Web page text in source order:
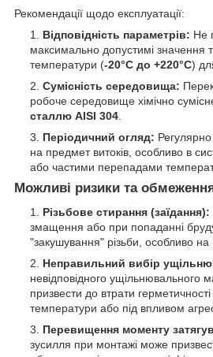
Рекомендації щодо експлуатації:
Відповідність параметрів: Не
максимально допустимі значення
температури (-20°C до +220°C)
Сумісність середовища:
робоче середовище хімічно
сталлю AISI 304
Періодичний огляд:
на предмет витоків, особливо в
або частими перепадами
Можливі ризики та
Різьбове стирання (заїдання):
змащення або при попаданні
"закушування" різьби, особливо на
Неправильний вибір
невідповідного ущільнювального
призвести до втрати герметичності
температури або під впливом
Перевищення моменту
зусилля при монтажі може